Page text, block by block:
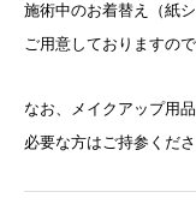
施術中のお着替え（紙
ご用意しておりますの
なお、メイクアップ用
必要な方はご持参くださ